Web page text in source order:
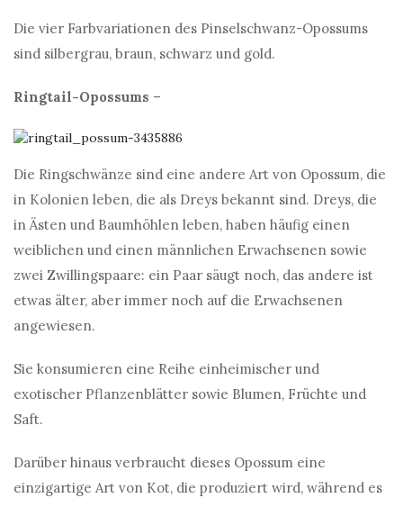
Die vier Farbvariationen des Pinselschwanz-Opossums
sind silbergrau, braun, schwarz und gold.
Ringtail-Opossums –
Die Ringschwänze sind eine andere Art von Opossum, die
in Kolonien leben, die als Dreys bekannt sind. Dreys, die
in Ästen und Baumhöhlen leben, haben häufig einen
weiblichen und einen männlichen Erwachsenen sowie
zwei Zwillingspaare: ein Paar säugt noch, das andere ist
etwas älter, aber immer noch auf die Erwachsenen
angewiesen.
Sie konsumieren eine Reihe einheimischer und
exotischer Pflanzenblätter sowie Blumen, Früchte und
Saft.
Darüber hinaus verbraucht dieses Opossum eine
einzigartige Art von Kot, die produziert wird, während es